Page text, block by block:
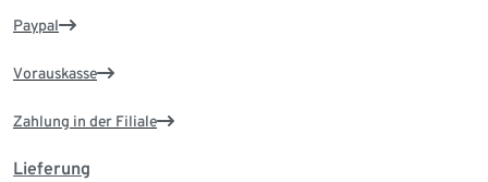
Paypal
Vorauskasse
Zahlung in der Filiale
Lieferung